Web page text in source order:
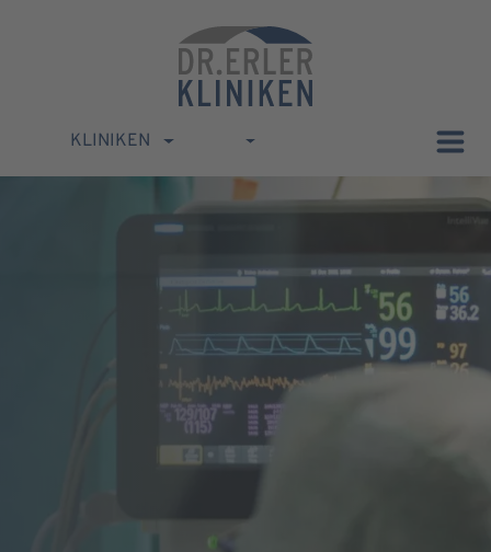
KLINIKEN